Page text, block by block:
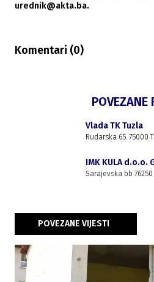
urednik@akta.ba.
Komentari (0)
POVEZANE
Vlada TK Tuzla
Rudarska 65. 75000
IMK KULA d.o.o.
Sarajevska bb
POVEZANE VIJESTI